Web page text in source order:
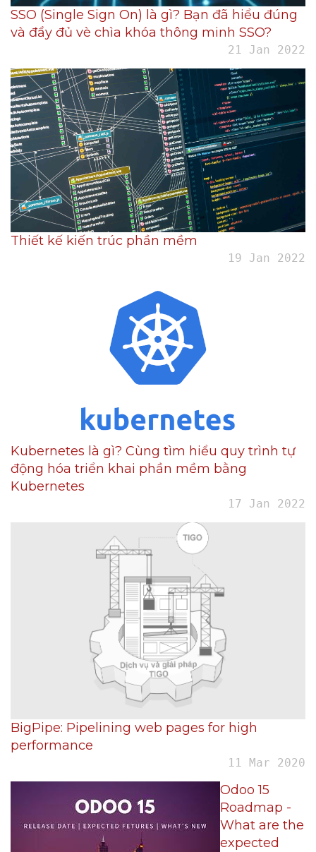
SSO (Single Sign On) là gì? Bạn đã hiểu đúng
và đẩy đủ vè chìa khóa thông minh SSO?
21 Jan 2022
Thiết kế kiến trúc phần mềm
19 Jan 2022
Kubernetes là gì? Cùng tìm hiểu quy trình tự
động hóa triển khai phần mềm bằng
Kubernetes
17 Jan 2022
BigPipe: Pipelining web pages for high
performance
11 Mar 2020
Odoo 15
Roadmap -
What are the
expected